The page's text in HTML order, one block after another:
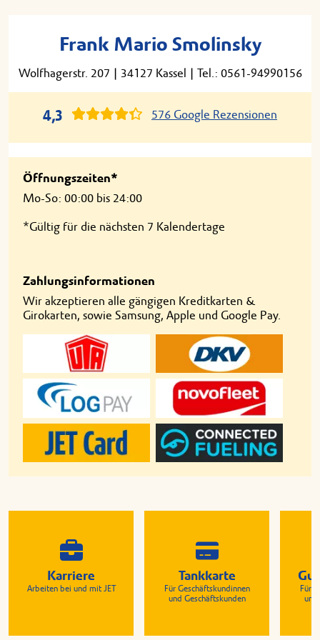
Frank Mario Smolinsky
Wolfhagerstr. 207 | 34127 Kassel | Tel.: 0561-94990156
4,3 576 Google Rezensionen
Öffnungszeiten*
Mo-So: 00:00 bis 24:00
*Gültig für die nächsten 7 Kalendertage
Zahlungsinformationen
Wir akzeptieren alle gängigen Kreditkarten &
Girokarten, sowie Samsung, Apple und Google Pay.
Karriere
Arbeiten bei und mit JET
Tankkarte
Für Geschäftskundinnen
und Geschäftskunden
Für
und